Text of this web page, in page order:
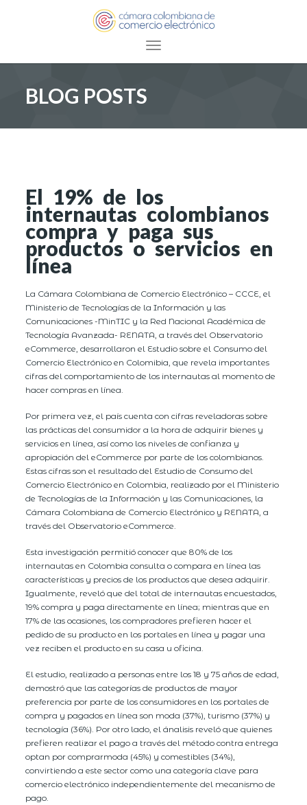
Toggle navigation
BLOG POSTS
El 19% de los
internautas colombianos
compra y paga sus
productos o servicios en
línea
La Cámara Colombiana de Comercio Electrónico – CCCE, el
Ministerio de Tecnologías de la Información y las
Comunicaciones -MinTIC y la Red Nacional Académica de
Tecnología Avanzada- RENATA, a través del Observatorio
eCommerce, desarrollaron el Estudio sobre el Consumo del
Comercio Electrónico en Colomibia, que revela importantes
cifras del comportamiento de los internautas al momento de
hacer compras en línea.
Por primera vez, el país cuenta con cifras reveladoras sobre
las prácticas del consumidor a la hora de adquirir bienes y
servicios en línea, así como los niveles de confianza y
apropiación del eCommerce por parte de los colombianos.
Estas cifras son el resultado del Estudio de Consumo del
Comercio Electrónico en Colombia, realizado por el Ministerio
de Tecnologías de la Información y las Comunicaciones, la
Cámara Colombiana de Comercio Electrónico y RENATA, a
través del Observatorio eCommerce.
Esta investigación permitió conocer que 80% de los
internautas en Colombia consulta o compara en línea las
características y precios de los productos que desea adquirir.
Igualmente, reveló que del total de internautas encuestados,
19% compra y paga directamente en línea; mientras que en
17% de las ocasiones, los compradores prefieren hacer el
pedido de su producto en los portales en línea y pagar una
vez reciben el producto en su casa u oficina.
El estudio, realizado a personas entre los 18 y 75 años de edad,
demostró que las categorías de productos de mayor
preferencia por parte de los consumidores en los portales de
compra y pagados en línea son moda (37%), turismo (37%) y
tecnología (36%). Por otro lado, el ánalisis reveló que quienes
prefieren realizar el pago a través del método contra entrega
optan por comprarmoda (45%) y comestibles (34%),
convirtiendo a este sector como una categoría clave para
comercio electrónico independientemente del mecanismo de
pago.